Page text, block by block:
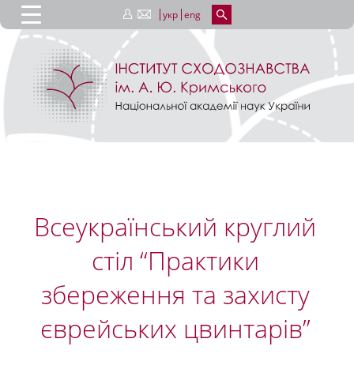
укр eng
Всеукраїнський круглий
стіл “Практики
збереження та захисту
єврейських цвинтарів”